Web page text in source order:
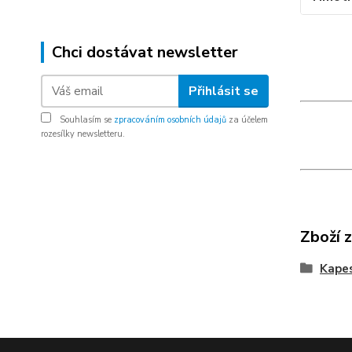
Chci dostávat newsletter
Přihlásit se
Souhlasím se zpracováním osobních údajů za účelem
rozesílky newsletteru.
Zboží